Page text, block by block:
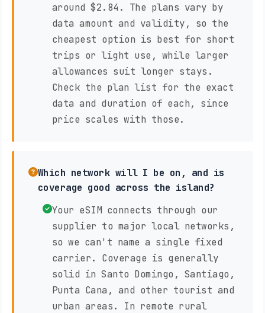
around $2.84. The plans vary by
data amount and validity, so the
cheapest option is best for short
trips or light use, while larger
allowances suit longer stays.
Check the plan list for the exact
data and duration of each, since
price scales with those.
Which network will I be on, and is
coverage good across the island?
Your eSIM connects through our
supplier to major local networks,
so we can't name a single fixed
carrier. Coverage is generally
solid in Santo Domingo, Santiago,
Punta Cana, and other tourist and
urban areas. In remote rural